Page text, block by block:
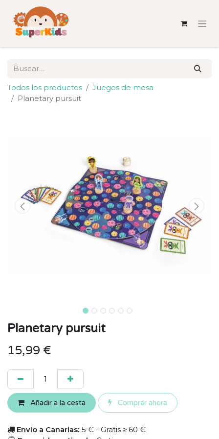
Todos los productos
Juegos de mesa
Planetary pursuit
Planetary pursuit
15,99 €
Añadir a la cesta Comprar ahora
Envío a Canarias: 5 € - Gratis ≥ 60 €